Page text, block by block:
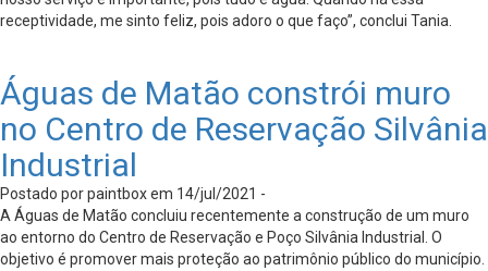
receptividade, me sinto feliz, pois adoro o que faço”, conclui Tania.
Águas de Matão constrói muro
no Centro de Reservação Silvânia
Industrial
Postado por paintbox em 14/jul/2021 -
A Águas de Matão concluiu recentemente a construção de um muro
ao entorno do Centro de Reservação e Poço Silvânia Industrial. O
objetivo é promover mais proteção ao patrimônio público do município.